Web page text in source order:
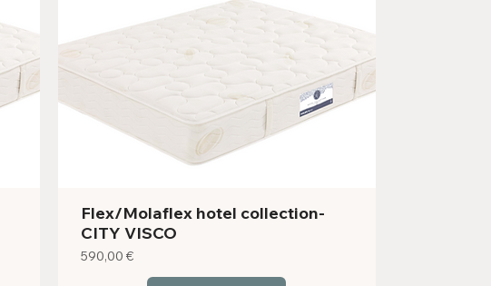
Flex/Molaflex hotel collection-
CITY VISCO
Precio
590,00 €